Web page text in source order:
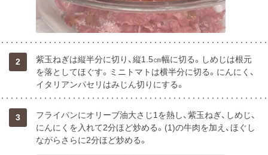
2
紫玉ねぎは縦半分に切り、縦1.5㎝幅に切る。しめじは根元
を落としてほぐす。ミニトマトは横半分に切る。にんにく、
イタリアンパセリはみじん切りにする。
3
フライパンにオリーブ油大さじ1を熱し、紫玉ねぎ、しめじ、
にんにくを入れて2分ほど炒める。(1)の牛肉を加え、ほぐし
ながらさらに2分ほど炒める。